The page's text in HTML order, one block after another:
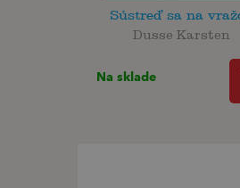
Sústreď sa na
Dusse Karsten
Na sklade